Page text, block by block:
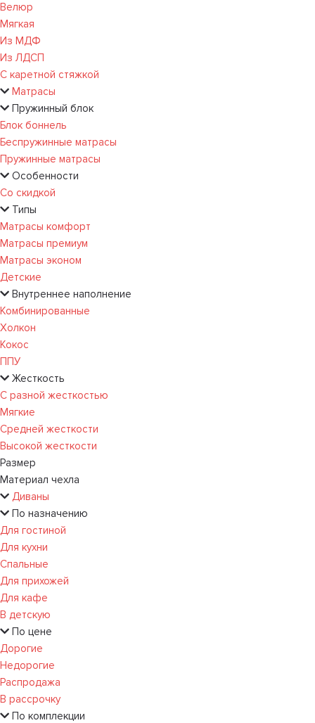
Велюр
Мягкая
Из МДФ
Из ЛДСП
С каретной стяжкой
Матрасы
Пружинный блок
Блок боннель
Беспружинные матрасы
Пружинные матрасы
Особенности
Со скидкой
Типы
Матрасы комфорт
Матрасы премиум
Матрасы эконом
Детские
Внутреннее наполнение
Комбинированные
Холкон
Кокос
ППУ
Жесткость
С разной жесткостью
Мягкие
Средней жесткости
Высокой жесткости
Размер
Материал чехла
Диваны
По назначению
Для гостиной
Для кухни
Спальные
Для прихожей
Для кафе
В детскую
По цене
Дорогие
Недорогие
Распродажа
В рассрочку
По комплекции